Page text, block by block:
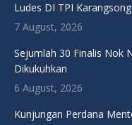
Ludes DI TPI
7 August, 2026
Sejumlah 30 Finalis Nok
Dikukuhkan
6 August, 2026
Kunjungan Perdana